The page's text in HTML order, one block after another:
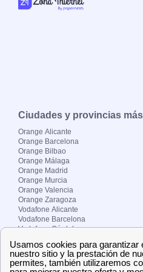
Ciudades y provincias
Orange Alicante
Orange Barcelona
Orange Bilbao
Orange Málaga
Orange Madrid
Orange Murcia
Orange Valencia
Orange Zaragoza
Vodafone Alicante
Vodafone Barcelona
Vodafone Córdoba
Vodafone Madrid
Vodafone Murcia
Vodafone Valencia